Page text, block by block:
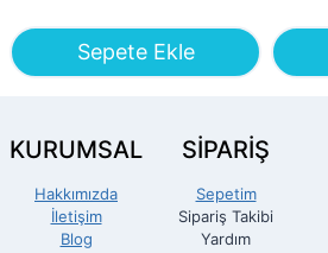
Sepete Ekle
KURUMSAL
Hakkımızda
İletişim
Blog
SİPARİŞ
Sepetim
Sipariş Takibi
Yardım